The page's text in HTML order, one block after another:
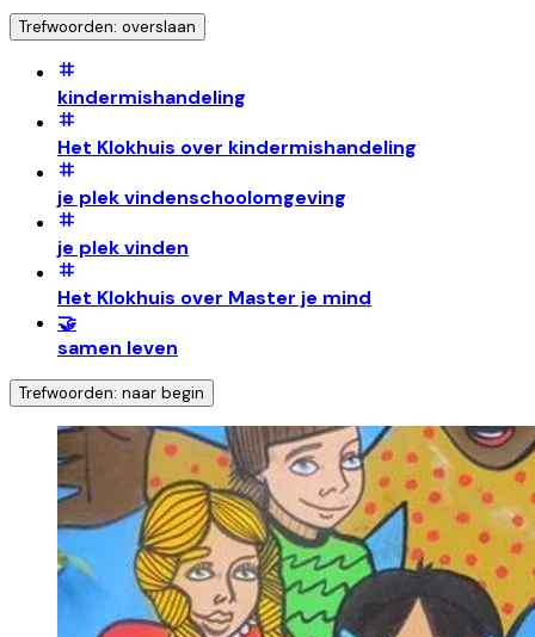
Trefwoorden: overslaan
kindermishandeling
Het Klokhuis over kindermishandeling
je plek vindenschoolomgeving
je plek vinden
Het Klokhuis over Master je mind
🤝
samen leven
Trefwoorden: naar begin